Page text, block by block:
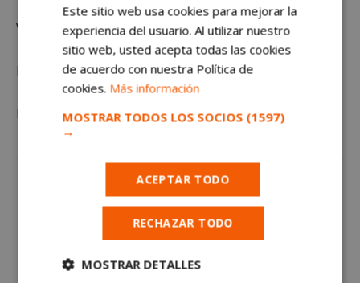
Visita la web deIngazu
Más noticias de Alcorcón enAlcorcónHoy
Más noticias delAyuntamiento de Alcorcón
Este sitio web usa cookies para mejorar la
experiencia del usuario. Al utilizar nuestro
sitio web, usted acepta todas las cookies
de acuerdo con nuestra Política de
cookies. Más información
MOSTRAR TODOS LOS SOCIOS (1597)
→
ACEPTAR TODO
RECHAZAR TODO
MOSTRAR DETALLES